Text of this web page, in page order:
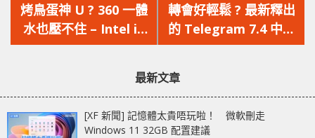
一
篇
文
烤鳥蛋神 U ? 360 一體
水也壓不住 – Intel i9
11900KF 配水冷燒機達
一
篇
文
轉會好輕鬆 ? 最新釋出
的 Telegram 7.4 中新
增 WhatsApp 聊天記
最新文章
[XF 新聞] 記憶體太貴唔玩啦！ 微軟刪走
Windows 11 32GB 配置建議